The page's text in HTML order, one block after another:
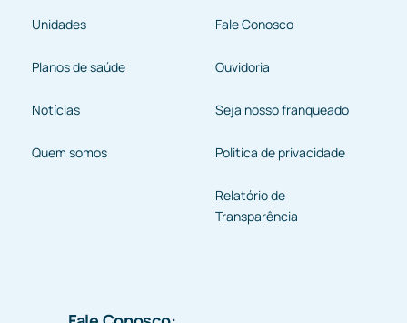
Unidades
Planos de saúde
Notícias
Quem somos
Fale Conosco
Ouvidoria
Seja nosso franqueado
Politica de privacidade
Relatório de
Transparência